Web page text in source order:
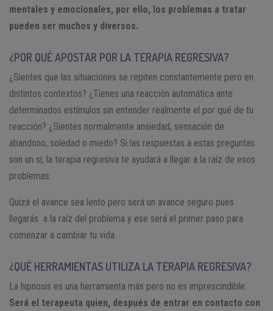
mentales y emocionales, por ello, los problemas a tratar
pueden ser muchos y diversos.
¿POR QUÉ APOSTAR POR LA TERAPIA REGRESIVA?
¿Sientes que las situaciones se repiten constantemente pero en
distintos contextos? ¿Tienes una reacción automática ante
determinados estímulos sin entender realmente el por qué de tu
reacción? ¿Sientes normalmente ansiedad, sensación de
abandono, soledad o miedo? Si las respuestas a estas preguntas
son un sí, la terapia regresiva te ayudará a llegar a la raíz de esos
problemas.
Quizá el avance sea lento pero será un avance seguro pues
llegarás a la raíz del problema y ese será el primer paso para
comenzar a cambiar tu vida.
¿QUÉ HERRAMIENTAS UTILIZA LA TERAPIA REGRESIVA?
La hipnosis es una herramienta más pero no es imprescindible.
Será el terapeuta quien, después de entrar en contacto con